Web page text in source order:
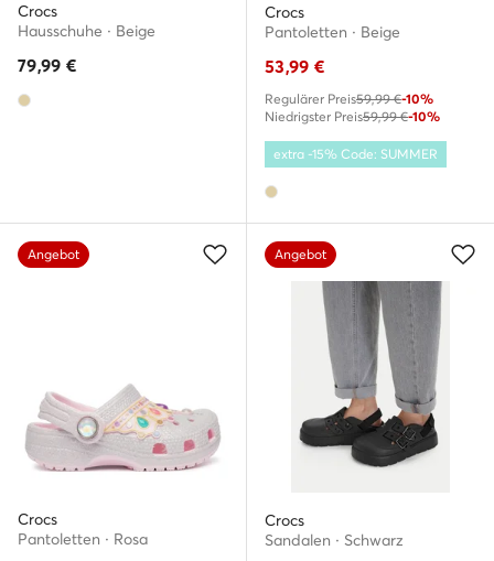
Crocs
Hausschuhe · Beige
79,99 €
Crocs
Pantoletten · Beige
53,99 €
Regulärer Preis59,99 €-10%
Niedrigster Preis59,99 €-10%
extra -15% Code: SUMMER
Angebot
Crocs
Pantoletten · Rosa
Angebot
Crocs
Sandalen · Schwarz